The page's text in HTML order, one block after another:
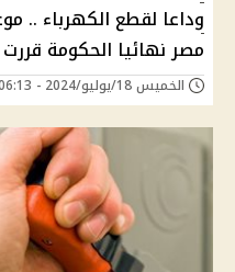
وداعا لقطع الكهرباء ..
مصر نهائيا الحكومة
الخميس 18/يوليو/2024 - 06:13 م